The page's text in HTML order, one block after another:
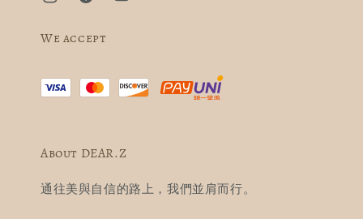
We accept
About DEAR.Z
通往美與自信的路上，我們並肩而行。